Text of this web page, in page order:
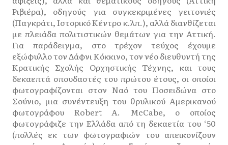
Ριβιέρα), οδηγούς για συγκεκριμένες γειτονιές
(Παγκράτι, Ιστορικό Κέντρο κ.λπ.), αλλά διανθίζεται
με πλειάδα πολιτιστικών θεμάτων για την Αττική.
Για παράδειγμα, στο τρέχον τεύχος έχουμε
εξώφυλλο τον Δάφνι Κόκκινο, τον νέο διευθυντή της
Κρατικής Σχολής Ορχηστικής Τέχνης, και τους
δεκαεπτά σπουδαστές του πρώτου έτους, οι οποίοι
φωτογραφίζονται στον Ναό του Ποσειδώνα στο
Σούνιο, μια συνέντευξη του θρυλικού Αμερικανού
φωτογράφου Robert Α. McCabe, ο οποίος
φωτογράφιζε την Ελλάδα από τη δεκαετία του ‘50
(πολλές εκ των φωτογραφιών του απεικονίζουν